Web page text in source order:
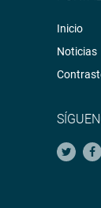
Inicio
Noticias